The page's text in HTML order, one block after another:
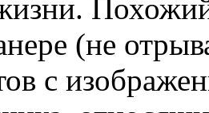
(не
с